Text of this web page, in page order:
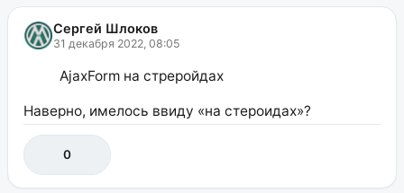
Сергей Шлоков
31 декабря 2022, 08:05
AjaxForm на стреройдах
Наверно, имелось ввиду «на стероидах»?
0